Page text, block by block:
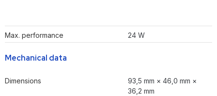
Max. performance 24 W
Mechanical data
Dimensions
93,5 mm × 46,0 mm ×
36,2 mm